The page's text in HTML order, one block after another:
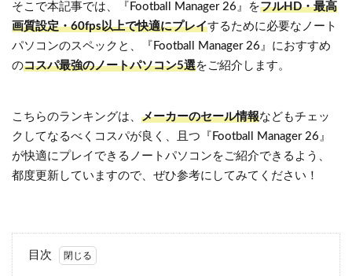
そこで本記事では、『Football Manager 26』をフルHD・最高
画質設定・60fps以上で快適にプレイするために必要なノート
パソコンのスペックと、『Football Manager 26』におすすめ
のコスパ最強のノートパソコン5選をご紹介します。
こちらのランキングは、 メーカーのセール情報などもチェッ
クしてなるべくコスパが良く、且つ『Football Manager 26』
が快適にプレイできるノートパソコンをご紹介できるよう、
都度更新していますので、ぜひ参考にしてみてください！
目次